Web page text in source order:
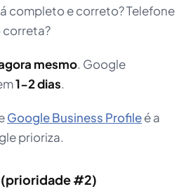
completo e correto? Telefone
mesmo. Google
1-2 dias.
Google Business Profileé a
prioriza.
(prioridade #2)